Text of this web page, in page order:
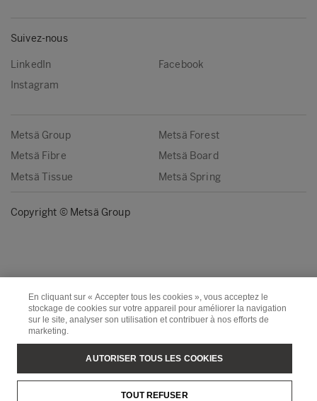
Suivez-nous
LinkedIn
Facebook
Instagram
Metsä Group
Metsä Forest
Metsä Fibre
Metsä Board
Metsä Tissue
Metsä Spring
Copyright © Metsä Group
En cliquant sur « Accepter tous les cookies », vous acceptez le
stockage de cookies sur votre appareil pour améliorer la navigation
sur le site, analyser son utilisation et contribuer à nos efforts de
marketing.
TOUT REFUSER
AUTORISER TOUS LES COOKIES